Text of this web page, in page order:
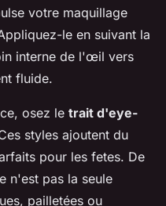
votre maquillage
le en suivant la
interne de l'œil vers
fluide.
osez le trait d'eye-
styles ajoutent du
pour les fetes. De
n'est pas la seule
pailletées ou